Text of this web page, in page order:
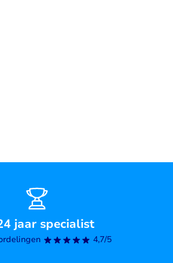
jaar specialist
4,7/5